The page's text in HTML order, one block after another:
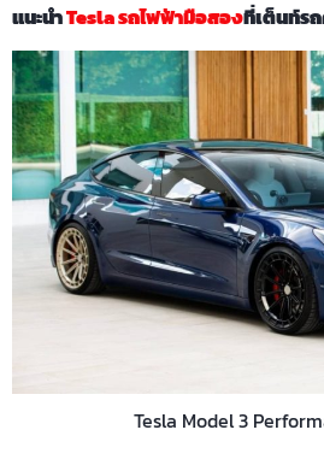
แนะนำTesla รถไฟฟ้ามือสองที่เต็นท์ร
Tesla Model 3